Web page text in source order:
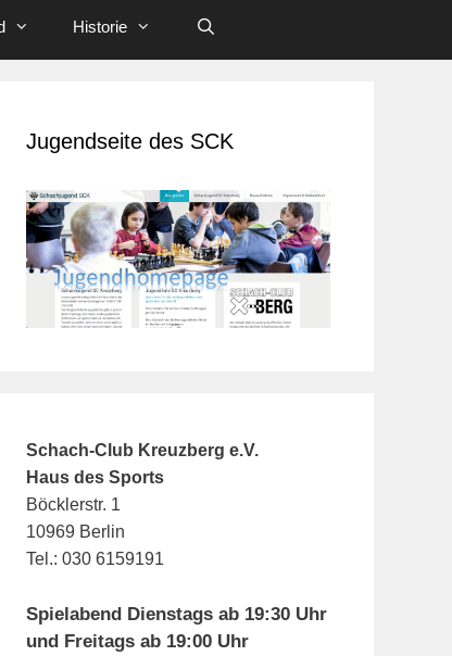
Historie
Jugendseite des SCK
Schach-Club Kreuzberg e.V.
Haus des Sports
Böcklerstr. 1
10969 Berlin
Tel.: 030 6159191
Spielabend Dienstags ab 19:30 Uhr
und Freitags ab 19:00 Uhr